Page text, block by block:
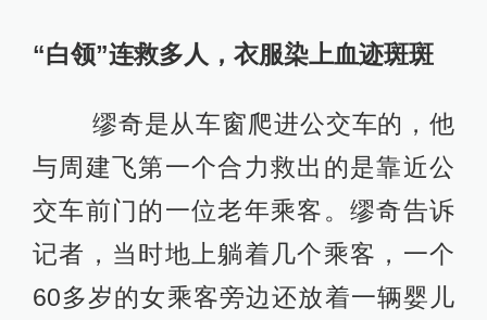
“白领”连救多人，衣服染上血迹斑斑
缪奇是从车窗爬进公交车的，他
与周建飞第一个合力救出的是靠近公
交车前门的一位老年乘客。缪奇告诉
记者，当时地上躺着几个乘客，一个
60多岁的女乘客旁边还放着一辆婴儿